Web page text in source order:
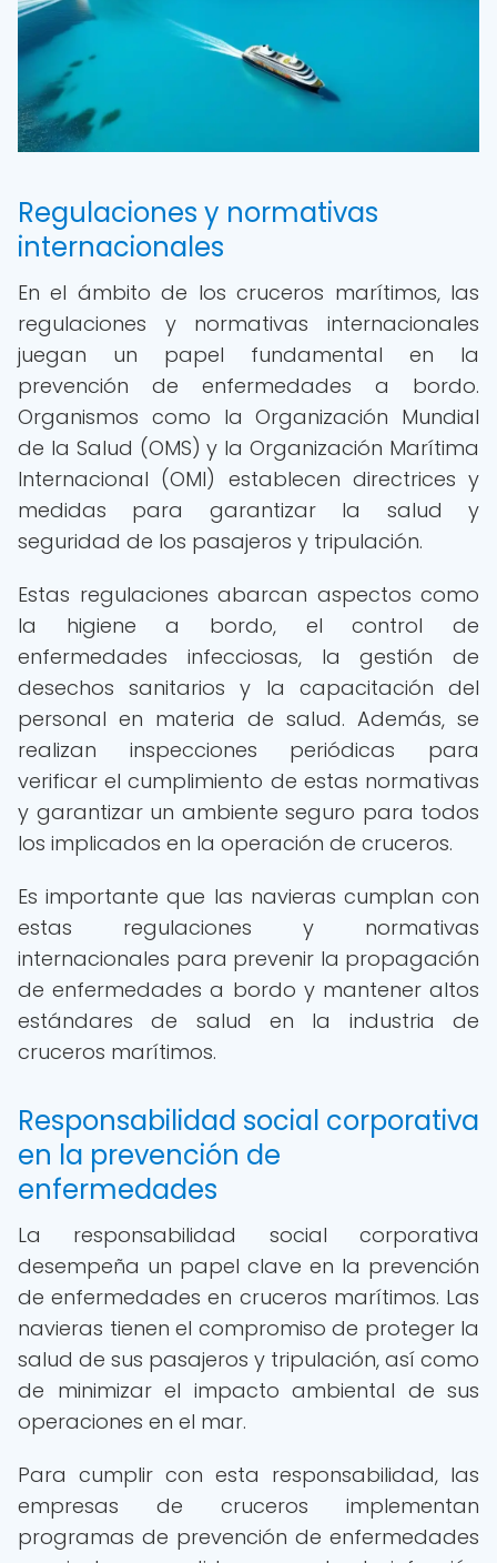
Regulaciones y normativas
internacionales
En el ámbito de los cruceros marítimos, las
regulaciones y normativas internacionales
juegan un papel fundamental en la
prevención de enfermedades a bordo.
Organismos como la Organización Mundial
de la Salud (OMS) y la Organización Marítima
Internacional (OMI) establecen directrices y
medidas para garantizar la salud y
seguridad de los pasajeros y tripulación.
Estas regulaciones abarcan aspectos como
la higiene a bordo, el control de
enfermedades infecciosas, la gestión de
desechos sanitarios y la capacitación del
personal en materia de salud. Además, se
realizan inspecciones periódicas para
verificar el cumplimiento de estas normativas
y garantizar un ambiente seguro para todos
los implicados en la operación de cruceros.
Es importante que las navieras cumplan con
estas regulaciones y normativas
internacionales para prevenir la propagación
de enfermedades a bordo y mantener altos
estándares de salud en la industria de
cruceros marítimos.
Responsabilidad social corporativa
en la prevención de
enfermedades
La responsabilidad social corporativa
desempeña un papel clave en la prevención
de enfermedades en cruceros marítimos. Las
navieras tienen el compromiso de proteger la
salud de sus pasajeros y tripulación, así como
de minimizar el impacto ambiental de sus
operaciones en el mar.
Para cumplir con esta responsabilidad, las
empresas de cruceros implementan
programas de prevención de enfermedades